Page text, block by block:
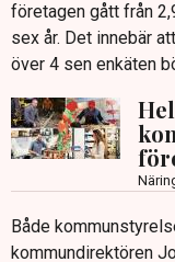
företagen gått från
sex år. Det innebär
över 4 sen enkäten
Både
kommundirektören